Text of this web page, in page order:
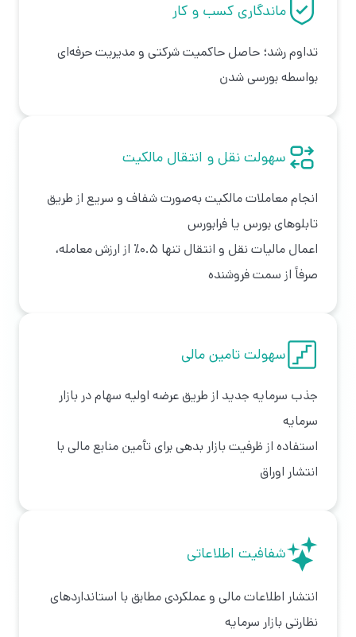
ماندگاری کسب و کار
تداوم رشد؛ حاصل حاکمیت شرکتی و مدیریت حرفه‌ای
بواسطه بورسی شدن
سهولت نقل و انتقال مالکیت
انجام معاملات مالکیت به‌صورت شفاف و سریع از طریق
تابلوهای بورس یا فرابورس
اعمال مالیات نقل و انتقال تنها ۰.۵٪ از ارزش معامله،
صرفاً از سمت فروشنده
سهولت تامین مالی
جذب سرمایه جدید از طریق عرضه اولیه سهام در بازار
سرمایه
استفاده از ظرفیت بازار بدهی برای تأمین منابع مالی با
انتشار اوراق
شفافیت اطلاعاتی
انتشار اطلاعات مالی و عملکردی مطابق با استانداردهای
نظارتی بازار سرمایه